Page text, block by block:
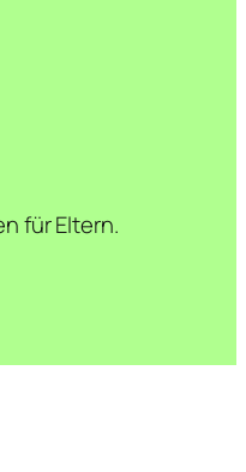
für Eltern.